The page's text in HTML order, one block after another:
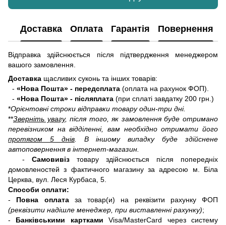
Доставка Оплата Гарантія Повернення
Відправка здійснюється після підтвердження менеджером
вашого замовлення.
Доставка щасливих суконь та інших товарів:
- «Нова Пошта» - передсплата (оплата на рахунок ФОП).
- «Нова Пошта» - післяплата (при сплаті завдатку 200 грн.)
*Орієнтовні строки відправки товару один-три дні.
**Зверніть увагу, після того, як замовлення буде отримано
перевізником на відділенні, вам необхідно отримати його
протягом 5 днів. В іншому випадку буде здійснене
автоповернення в інтернет-магазин.
- Самовивіз товару здійснюється після попередніх
домовленостей з фактичного магазину за адресою м. Біла
Церква, вул. Леся Курбаса, 5.
Способи оплати:
- Повна оплатаза товар(и) на реквізити рахунку ФОП
(реквізити надішле менеджер, при виставленні рахунку);
- Банківськими картками Visa/MasterCard через систему